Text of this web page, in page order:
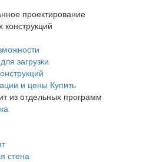
проектирование
загрузки
и цены Купить
из отдельных программ
стена